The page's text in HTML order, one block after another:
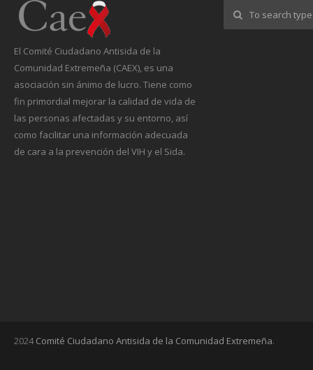
El Comité Ciudadano Antisida de la
Comunidad Extremeña (CAEX), es una
asociación sin ánimo de lucro. Tiene como
fin primordial mejorar la calidad de vida de
las personas afectadas y su entorno, así
como facilitar una información adecuada
de cara a la prevención del VIH y el Sida.
2024Comité Ciudadano Antisida de la Comunidad Extremeña.